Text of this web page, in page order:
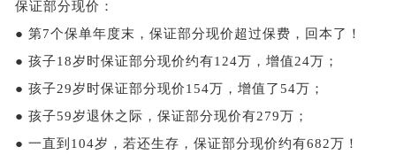
保证部分现价：
● 第7个保单年度末，保证部分现价超过保费，回本了！
● 孩子18岁时保证部分现价约有124万，增值24万；
● 孩子29岁时保证部分现价154万，增值了54万；
● 孩子59岁退休之际，保证部分现价有279万；
● 一直到104岁，若还生存，保证部分现价约有682万！